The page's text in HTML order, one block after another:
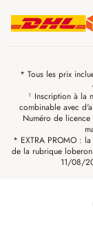
* Tous les prix
¹ Inscription à la
combinable avec
Numéro de
* EXTRA PROMO :
de la rubrique
11/08/